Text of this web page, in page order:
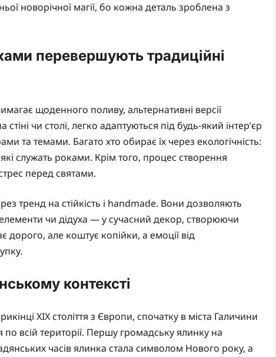
новорічної магії, бо кожна деталь зроблена з
перевершують традиційні
щоденного поливу, альтернативні версії
чи столі, легко адаптуються під будь-який інтер’єр
та темами. Багато хто обирає їх через екологічність:
служать роками. Крім того, процес створення
перед святами.
тренд на стійкість і handmade. Вони дозволяють
чи дідуха — у сучасний декор, створюючи
дорого, але коштує копійки, а емоції від
контексті
XIX століття з Європи, спочатку в міста Галичини
всій території. Першу громадську ялинку на
часів ялинка стала символом Нового року, а